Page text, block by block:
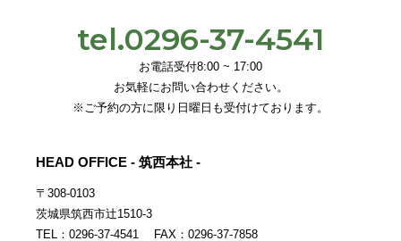
tel.0296-37-4541
お電話受付8:00 ~ 17:00
お気軽にお問い合わせください。
※ご予約の方に限り日曜日も受付けております。
HEAD OFFICE - 筑西本社 -
〒308-0103
茨城県筑西市辻1510-3
TEL：0296-37-4541 FAX：0296-37-7858